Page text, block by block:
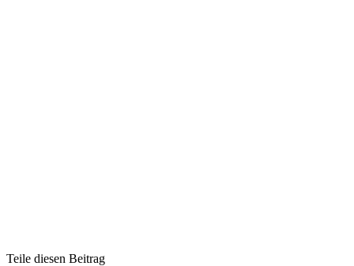
Teile diesen Beitrag